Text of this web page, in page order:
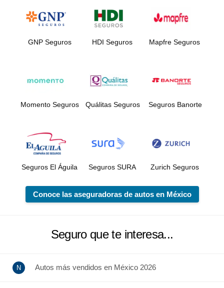
GNP Seguros HDI Seguros Mapfre Seguros
Momento Seguros Quálitas Seguros Seguros Banorte
Seguros El Águila Seguros SURA Zurich Seguros
Conoce las aseguradoras de autos en México
Seguro que te interesa...
Autos más vendidos en México 2026